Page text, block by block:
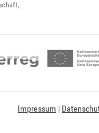
Impressum |